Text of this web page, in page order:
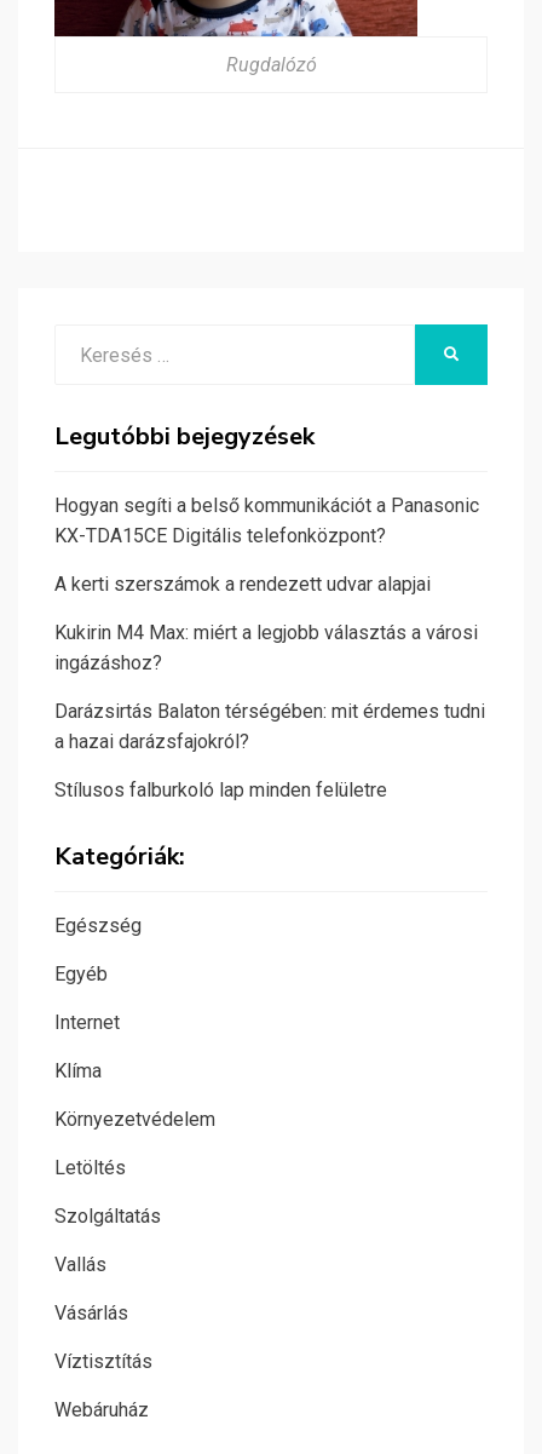
Rugdalózó
Legutóbbi bejegyzések
Hogyan segíti a belső kommunikációt a Panasonic
KX-TDA15CE Digitális telefonközpont?
A kerti szerszámok a rendezett udvar alapjai
Kukirin M4 Max: miért a legjobb választás a városi
ingázáshoz?
Darázsirtás Balaton térségében: mit érdemes tudni
a hazai darázsfajokról?
Stílusos falburkoló lap minden felületre
Kategóriák:
Egészség
Egyéb
Internet
Klíma
Környezetvédelem
Letöltés
Szolgáltatás
Vallás
Vásárlás
Víztisztítás
Webáruház